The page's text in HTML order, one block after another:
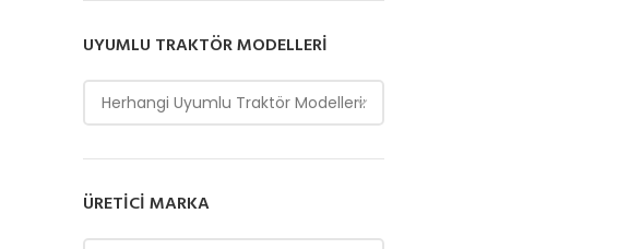
UYUMLU TRAKTÖR MODELLERI
Herhangi Uyumlu Traktör Modelleri:
ÜRETICI MARKA